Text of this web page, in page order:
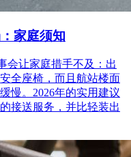
家庭须知
会让家庭措手不及：出
全座椅，而且航站楼面
慢。2026年的实用建议
接送服务，并比轻装出